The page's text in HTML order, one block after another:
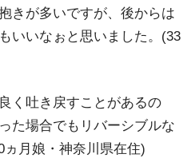
きが多いですが、後からは
いいなぉと思いました。(33
く吐き戻すことがあるの
た場合でもリバーシブルな
ヵ月娘・神奈川県在住)